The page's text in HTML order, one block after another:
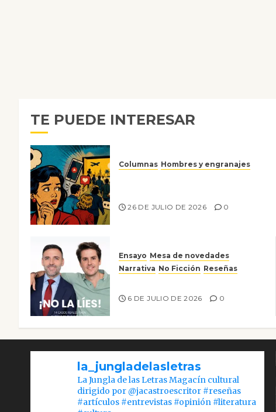
TE PUEDE INTERESAR
Columnas Hombres y engranajes
26 DE JULIO DE 2026 0
Ensayo Mesa de novedades
Narrativa No Ficción Reseñas
6 DE JULIO DE 2026 0
la_jungladelasletras
La Jungla de las Letras Magacín cultural
dirigido por @jacastroescritor #reseñas
#artículos #entrevistas #opinión #literatura